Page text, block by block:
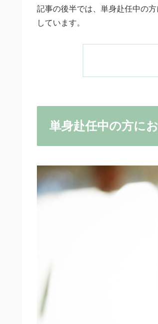
記事の後半では、単身赴任中の
しています。
単身赴任中の方に